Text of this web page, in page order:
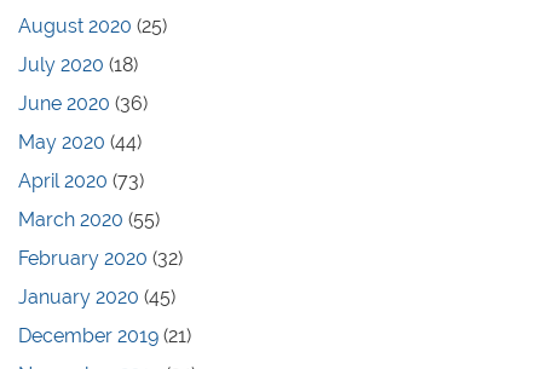
August 2020 (25)
July 2020 (18)
June 2020 (36)
May 2020 (44)
April 2020 (73)
March 2020 (55)
February 2020 (32)
January 2020 (45)
December 2019 (21)